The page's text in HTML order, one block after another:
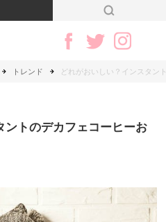
トレンド どれがおいしい？インスタン
ントのデカフェコーヒーお